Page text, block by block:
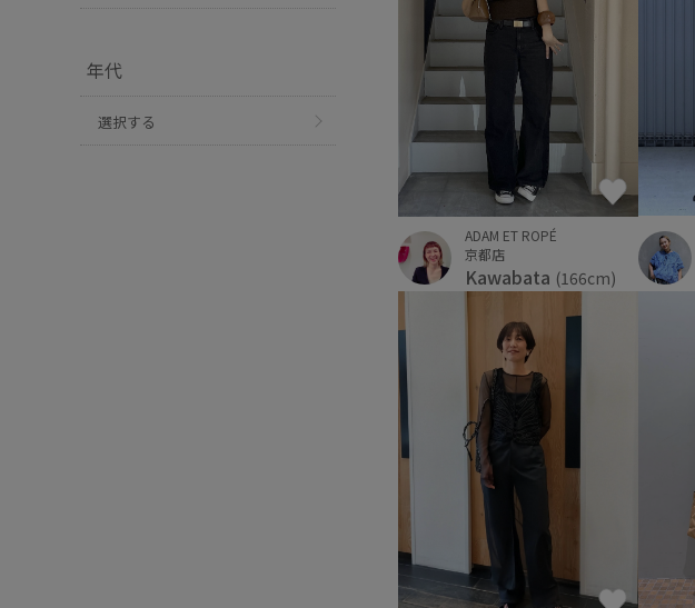
年代
選択する
ADAM ET ROPÉ
京都店
Kawabata (166cm)